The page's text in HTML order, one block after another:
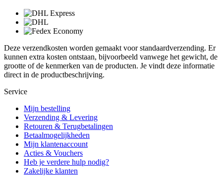
Deze verzendkosten worden gemaakt voor standaardverzending. Er
kunnen extra kosten ontstaan, bijvoorbeeld vanwege het gewicht, de
grootte of de kenmerken van de producten. Je vindt deze informatie
direct in de productbeschrijving.
Service
Mijn bestelling
Verzending & Levering
Retouren & Terugbetalingen
Betaalmogelijkheden
Mijn klantenaccount
Acties & Vouchers
Heb je verdere hulp nodig?
Zakelijke klanten